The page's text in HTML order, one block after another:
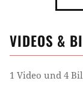
VIDEOS &
1 Video und 4